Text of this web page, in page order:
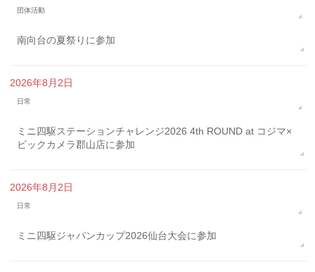
団体活動
南向台の夏祭りに参加
2026年8月2日
日常
ミニ四駆ステーションチャレンジ2026 4th ROUND at コジマ×
ビックカメラ郡山店に参加
2026年8月2日
日常
ミニ四駆ジャパンカップ2026仙台大会に参加